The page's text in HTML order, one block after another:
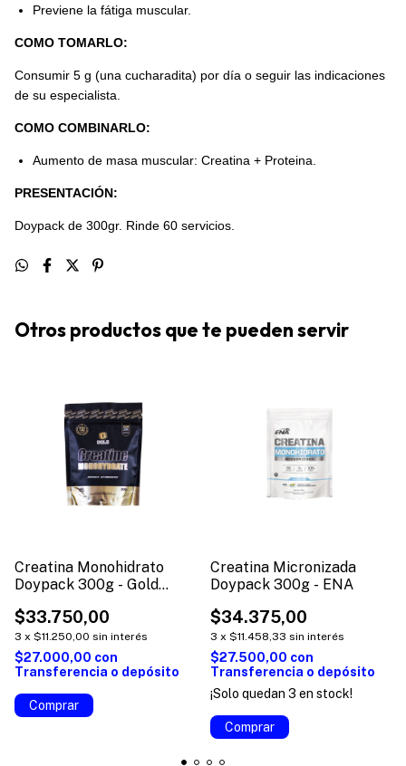
Previene la fátiga muscular.
COMO TOMARLO:
Consumir 5 g (una cucharadita) por día o seguir las indicaciones
de su especialista.
COMO COMBINARLO:
Aumento de masa muscular: Creatina + Proteina.
PRESENTACIÓN:
Doypack de 300gr. Rinde 60 servicios.
Otros productos que te pueden servir
Creatina Monohidrato
Doypack 300g - Gold
$33.750,00
3 x $11.250,00 sin interés
$27.000,00 con
Transferencia o depósito
Creatina Micronizada
Doypack 300g - ENA
$34.375,00
3 x $11.458,33 sin interés
$27.500,00 con
Transferencia o depósito
¡Solo quedan 3 en stock!
Comprar